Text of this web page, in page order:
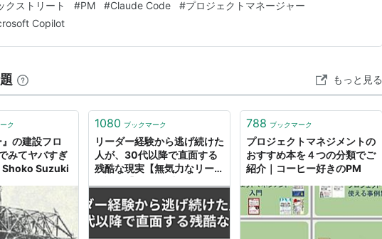
なしているか？」というリアルな実践知を共有する場です。プロジェクト全体の
進捗管理、品質、…
クストリート #PM #Claude Code #プロジェクトマネージャー
Copilot
もっと見る
ク
』の建設フロ
みてヤバすぎ
Shoko Suzuki
1080 ブックマーク
リーダー経験から逃げ続けた
人が、30代以降で直面する
残酷な現実【無気力なリーダ
788 ブックマーク
プロジェクトマネジメントの
おすすめ本を４つの分類でご
紹介｜コーヒー好きのPM